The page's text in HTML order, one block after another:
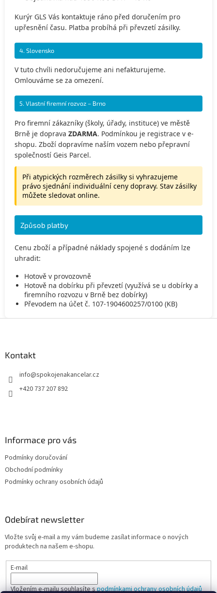
Kurýr GLS Vás kontaktuje ráno před doručením pro
upřesnění času. Platba probíhá při převzetí zásilky.
4. Slovensko
V tuto chvíli nedoručujeme ani nefakturujeme.
Omlouváme se za omezení.
5. Vlastní firemní rozvoz – Brno
Pro firemní zákazníky (školy, úřady, instituce) ve městě
Brně je doprava ZDARMA. Podmínkou je registrace v e-
shopu. Zboží dopravíme naším vozem nebo přepravní
společností Geis Parcel.
Při atypických rozměrech zásilky si vyhrazujeme
právo sjednání individuální ceny dopravy. Stav zásilky
můžete sledovat online.
Způsob platby
Cenu zboží a případné náklady spojené s dodáním lze
uhradit:
Hotově v provozovně
Hotově na dobírku při převzetí (využívá se u dobírky a
firemního rozvozu v Brně bez dobírky)
Převodem na účet č. 107-1904600257/0100 (KB)
Kontakt
info@spokojenakancelar.cz
+420 737 207 892
Informace pro vás
Podmínky doručování
Obchodní podmínky
Podmínky ochrany osobních údajů
Odebírat newsletter
Vložte svůj e-mail a my vám budeme zasílat informace o nových
produktech na našem e-shopu.
E-mail
Vložením e-mailu souhlasíte spodmínkami ochrany osobních údajů